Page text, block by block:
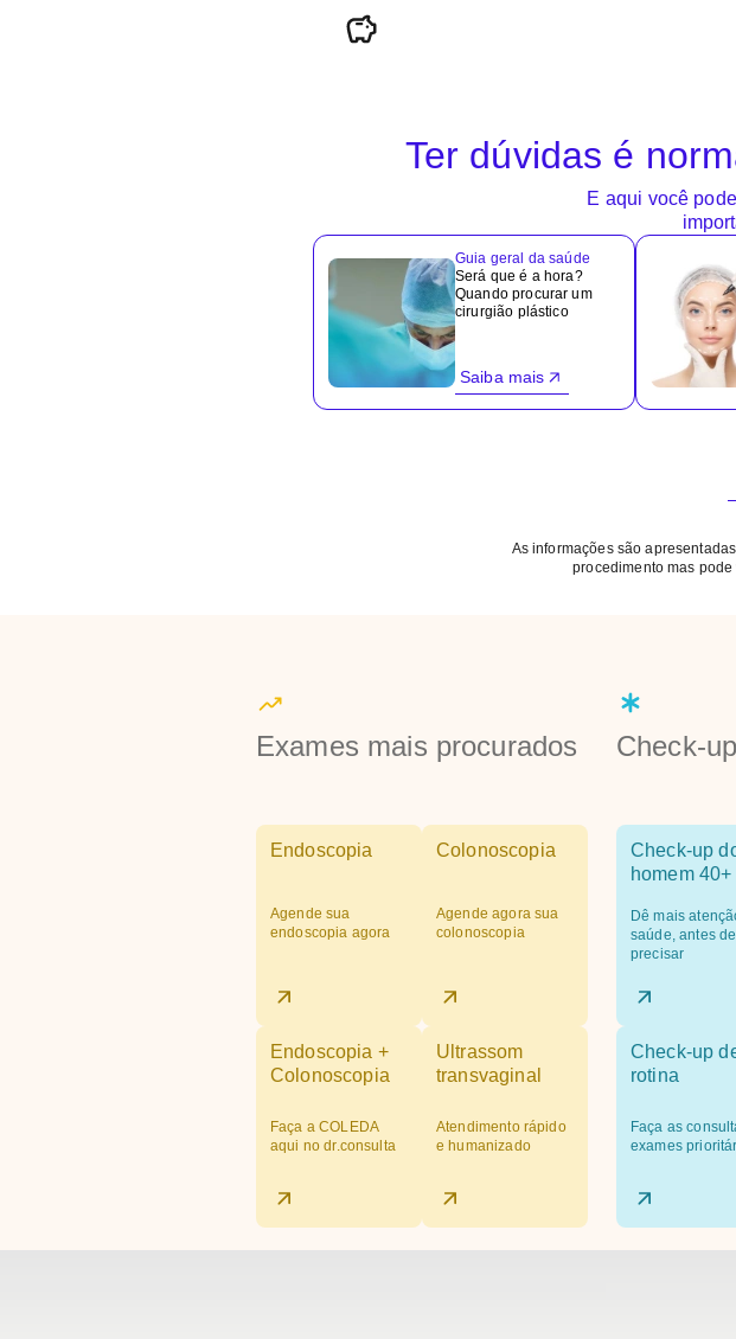
Ter dúvidas é
E aqui você
Guia geral da saúde
Será que é a hora?
Quando procurar um
cirurgião plástico
Saiba mais
As informações são
procedimento mas
Exames mais procurados
Endoscopia
Agende sua
endoscopia agora
Colonoscopia
Agende agora sua
colonoscopia
Endoscopia +
Colonoscopia
Faça a COLEDA
aqui no dr.consulta
Ultrassom
transvaginal
Atendimento rápido
e humanizado
Check-
Check-up
homem 40+
Dê mais
saúde, antes de
precisar
Check-up
rotina
Faça as
exames